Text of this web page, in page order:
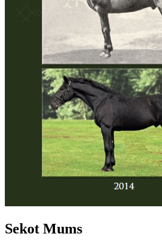
Sekot Mums